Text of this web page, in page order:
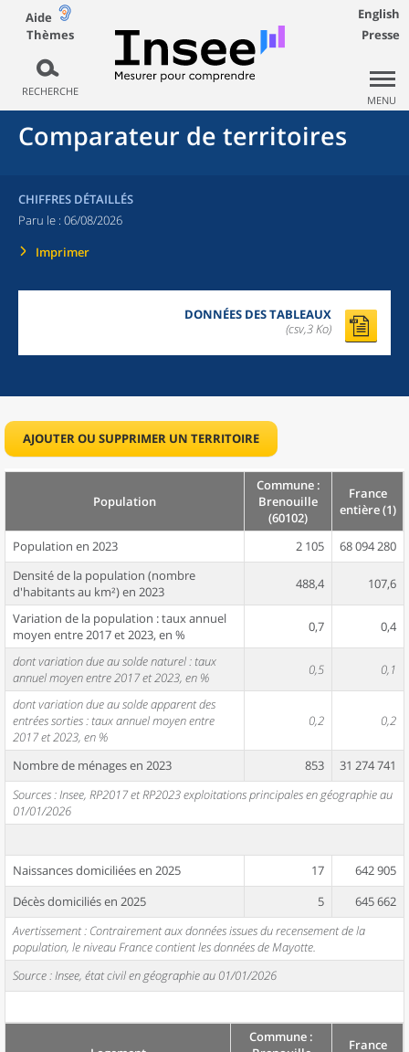
Aide
Thèmes
RECHERCHE
English
Presse
MENU
Comparateur de territoires
CHIFFRES DÉTAILLÉS
Paru le : 06/08/2026
Imprimer
DONNÉES DES TABLEAUX
(csv,3 Ko)
AJOUTER OU SUPPRIMER UN TERRITOIRE
Population
Commune :
Brenouille
(60102)
France
entière (1)
Population en 2023 2 105
68 094 280
Densité de la population (nombre
d'habitants au km²) en 2023
488,4 107,6
Variation de la population : taux annuel
moyen entre 2017 et 2023, en %
0,7 0,4
dont variation due au solde naturel : taux
annuel moyen entre 2017 et 2023, en %
0,5 0,1
dont variation due au solde apparent des
entrées sorties : taux annuel moyen entre
2017 et 2023, en %
0,2 0,2
Nombre de ménages en 2023 853
31 274 741
Sources : Insee, RP2017 et RP2023 exploitations principales en géographie au
01/01/2026
Naissances domiciliées en 2025 17
642 905
Décès domiciliés en 2025
5
645 662
Avertissement : Contrairement aux données issues du recensement de la
population, le niveau France contient les données de Mayotte.
Source : Insee, état civil en géographie au 01/01/2026
Commune :
France